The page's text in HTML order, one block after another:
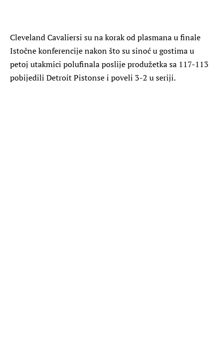
Cleveland Cavaliersi su na korak od plasmana u finale
Istočne konferencije nakon što su sinoć u gostima u
petoj utakmici polufinala poslije produžetka sa 117-113
pobijedili Detroit Pistonse i poveli 3-2 u seriji.